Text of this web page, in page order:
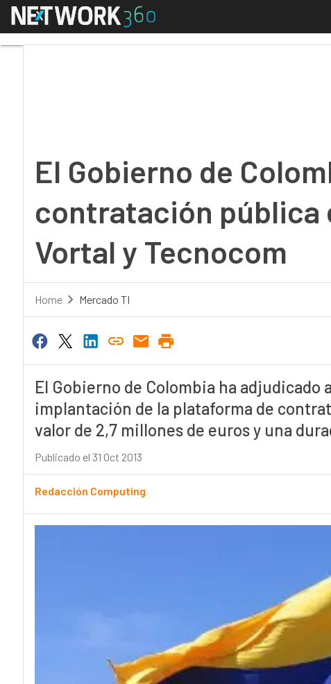
Menú El Gobierno de
El Gobierno de
contratación pública
Vortal y Tecnocom
Home Mercado TI
El Gobierno de Colombia ha adjudicado
implantación de la plataforma de
valor de 2,7 millones de euros y una
Publicado el 31 Oct 2013
Redacción Computing